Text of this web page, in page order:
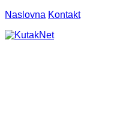
Naslovna Kontakt